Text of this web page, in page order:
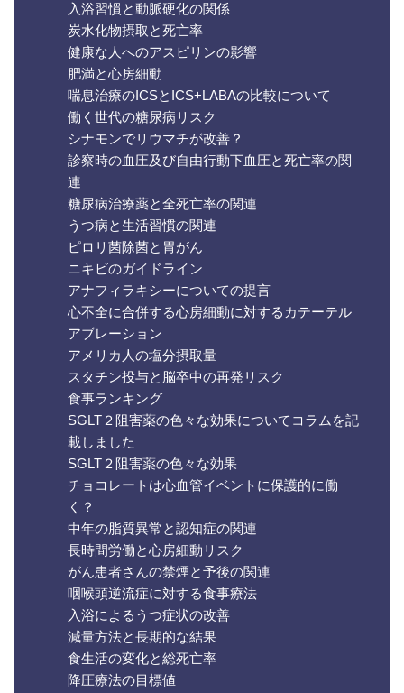
入浴習慣と動脈硬化の関係
炭水化物摂取と死亡率
健康な人へのアスピリンの影響
肥満と心房細動
喘息治療のICSとICS+LABAの比較について
働く世代の糖尿病リスク
シナモンでリウマチが改善？
診察時の血圧及び自由行動下血圧と死亡率の関
連
糖尿病治療薬と全死亡率の関連
うつ病と生活習慣の関連
ピロリ菌除菌と胃がん
ニキビのガイドライン
アナフィラキシーについての提言
心不全に合併する心房細動に対するカテーテル
アブレーション
アメリカ人の塩分摂取量
スタチン投与と脳卒中の再発リスク
食事ランキング
SGLT２阻害薬の色々な効果についてコラムを記
載しました
SGLT２阻害薬の色々な効果
チョコレートは心血管イベントに保護的に働
く？
中年の脂質異常と認知症の関連
長時間労働と心房細動リスク
がん患者さんの禁煙と予後の関連
咽喉頭逆流症に対する食事療法
入浴によるうつ症状の改善
減量方法と長期的な結果
食生活の変化と総死亡率
降圧療法の目標値